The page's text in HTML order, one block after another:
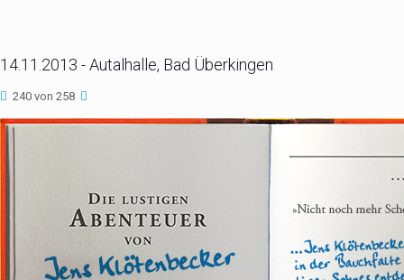
14.11.2013 - Autalhalle, Bad Überkingen
240 von 258